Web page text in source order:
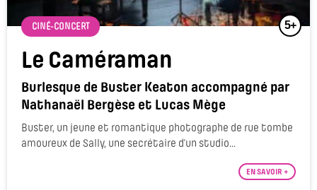
5+
CINÉ-CONCERT
Le Caméraman
Burlesque de Buster Keaton accompagné par
Nathanaël Bergèse et Lucas Mège
Buster, un jeune et romantique photographe de rue tombe
amoureux de Sally, une secrétaire d’un studio...
EN SAVOIR +